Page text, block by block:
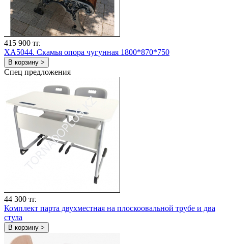
415 900 тг.
ХА5044. Скамья опора чугунная 1800*870*750
В корзину >
Спец предложения
44 300 тг.
Комплект парта двухместная на плоскоовальной трубе и два
стула
В корзину >